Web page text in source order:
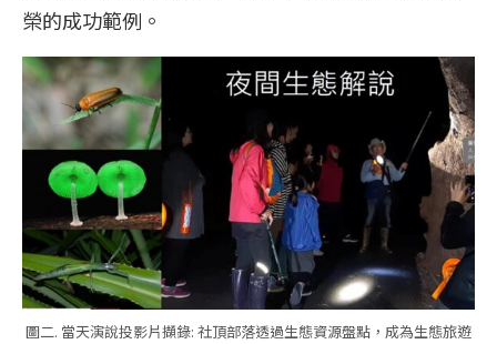
榮的成功範例。
圖二. 當天演說投影片擷錄: 社頂部落透過生態資源盤點，成為生態旅遊